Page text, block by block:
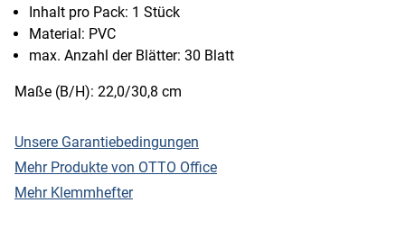
Inhalt pro Pack: 1 Stück
Material: PVC
max. Anzahl der Blätter: 30 Blatt
Maße (B/H): 22,0/30,8 cm
Unsere Garantiebedingungen
Mehr Produkte von OTTO Office
Mehr Klemmhefter